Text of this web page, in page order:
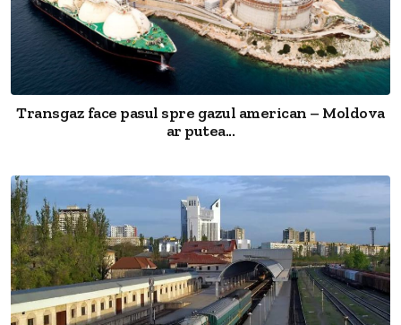
Transgaz face pasul spre gazul american – Moldova
ar putea...